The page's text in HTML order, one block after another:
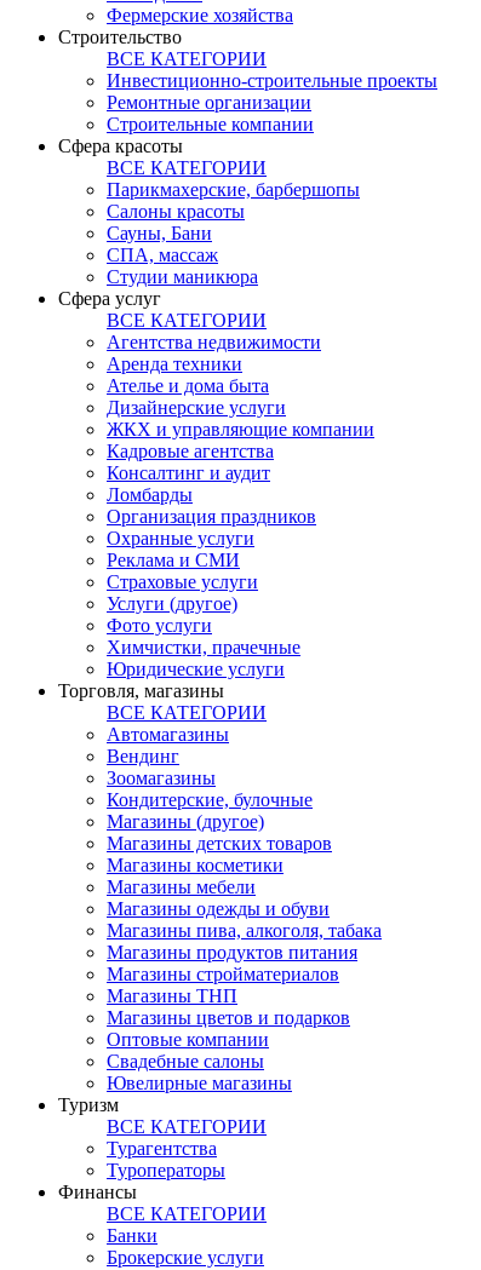
Фермерские хозяйства
Строительство
ВСЕ КАТЕГОРИИ
Инвестиционно-строительные проекты
Ремонтные организации
Строительные компании
Сфера красоты
ВСЕ КАТЕГОРИИ
Парикмахерские, барбершопы
Салоны красоты
Сауны, Бани
СПА, массаж
Студии маникюра
Сфера услуг
ВСЕ КАТЕГОРИИ
Агентства недвижимости
Аренда техники
Ателье и дома быта
Дизайнерские услуги
ЖКХ и управляющие компании
Кадровые агентства
Консалтинг и аудит
Ломбарды
Организация праздников
Охранные услуги
Реклама и СМИ
Страховые услуги
Услуги (другое)
Фото услуги
Химчистки, прачечные
Юридические услуги
Торговля, магазины
ВСЕ КАТЕГОРИИ
Автомагазины
Вендинг
Зоомагазины
Кондитерские, булочные
Магазины (другое)
Магазины детских товаров
Магазины косметики
Магазины мебели
Магазины одежды и обуви
Магазины пива, алкоголя, табака
Магазины продуктов питания
Магазины стройматериалов
Магазины ТНП
Магазины цветов и подарков
Оптовые компании
Свадебные салоны
Ювелирные магазины
Туризм
ВСЕ КАТЕГОРИИ
Турагентства
Туроператоры
Финансы
ВСЕ КАТЕГОРИИ
Банки
Брокерские услуги